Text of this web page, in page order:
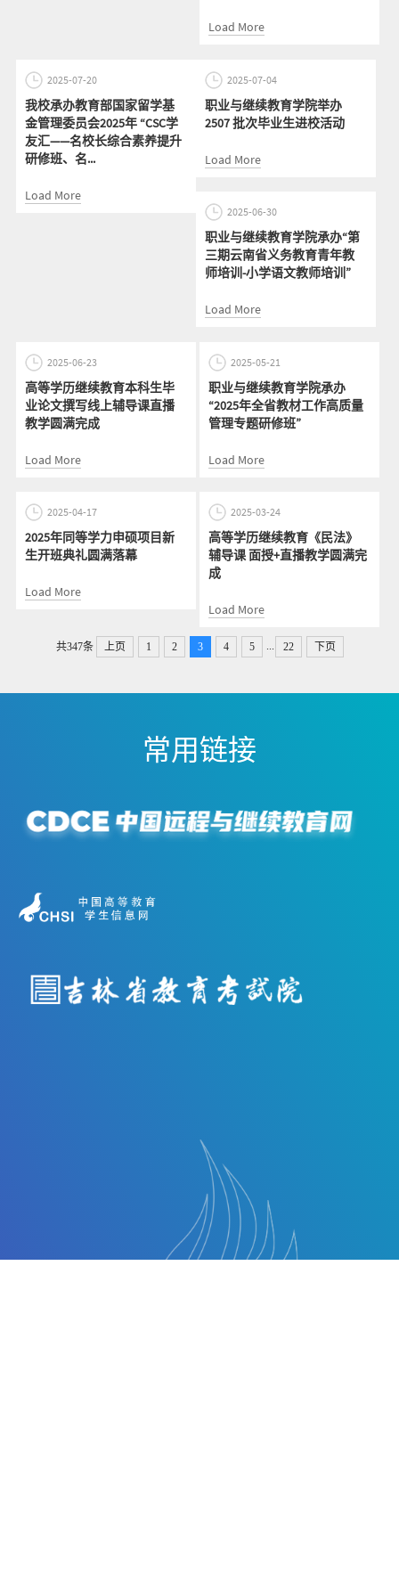
Load More
2025-07-20
我校承办教育部国家留学基
金管理委员会2025年 “CSC学
友汇——名校长综合素养提升
研修班、名...
Load More
2025-07-04
职业与继续教育学院举办
2507 批次毕业生进校活动
Load More
2025-06-30
职业与继续教育学院承办“第
三期云南省义务教育青年教
师培训-小学语文教师培训”
Load More
2025-06-23
高等学历继续教育本科生毕
业论文撰写线上辅导课直播
教学圆满完成
Load More
2025-05-21
职业与继续教育学院承办
“2025年全省教材工作高质量
管理专题研修班”
Load More
2025-04-17
2025年同等学力申硕项目新
生开班典礼圆满落幕
Load More
2025-03-24
高等学历继续教育《民法》
辅导课 面授+直播教学圆满完
成
Load More
共347条 上页 1 2 3 4 5 ... 22 下页
常用链接